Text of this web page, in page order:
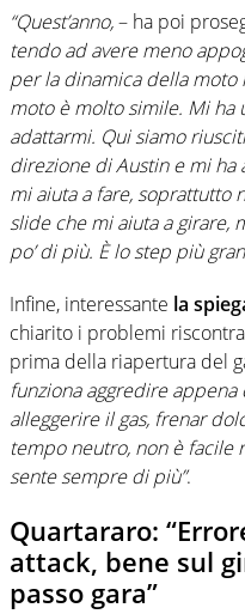
“Quest’anno,– ha poi
tendo ad avere meno
per la dinamica della moto
moto è molto simile. Mi ha
adattarmi. Qui siamo
direzione di Austin e mi ha
mi aiuta a fare, soprattutto
slide che mi aiuta a girare,
po’ di più. È lo step più
Infine, interessante la
chiarito i problemi
prima della riapertura del
funziona aggredire
alleggerire il gas, frenar
tempo neutro, non è facile
sente sempre di più”.
Quartararo:
attack, bene sul
passo gara”